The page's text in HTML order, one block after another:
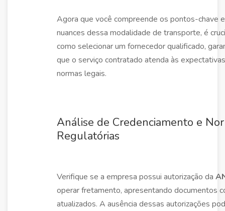
Agora que você compreende os pontos-chave
nuances dessa modalidade de transporte, é
como selecionar um fornecedor qualificado,
que o serviço contratado atenda às
normas legais.
Análise de Credenciamento e
Regulatórias
Verifique se a empresa possui autorização da
operar fretamento, apresentando documentos
atualizados. A ausência dessas autorizações